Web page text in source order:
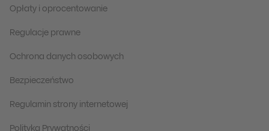
Opłaty i oprocentowanie
Regulacje prawne
Ochrona danych osobowych
Bezpieczeństwo
Regulamin strony internetowej
Polityka Prywatności